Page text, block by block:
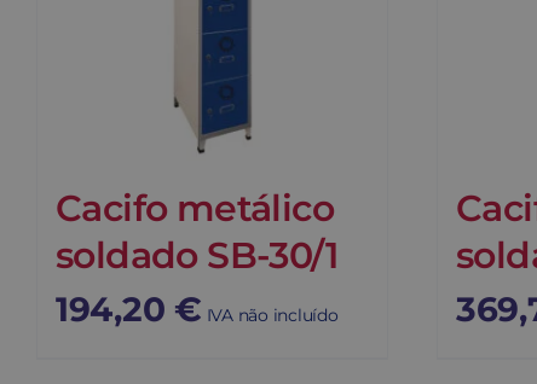
Cacifo metálico
soldado SB-30/1
194,20 € IVA não incluído